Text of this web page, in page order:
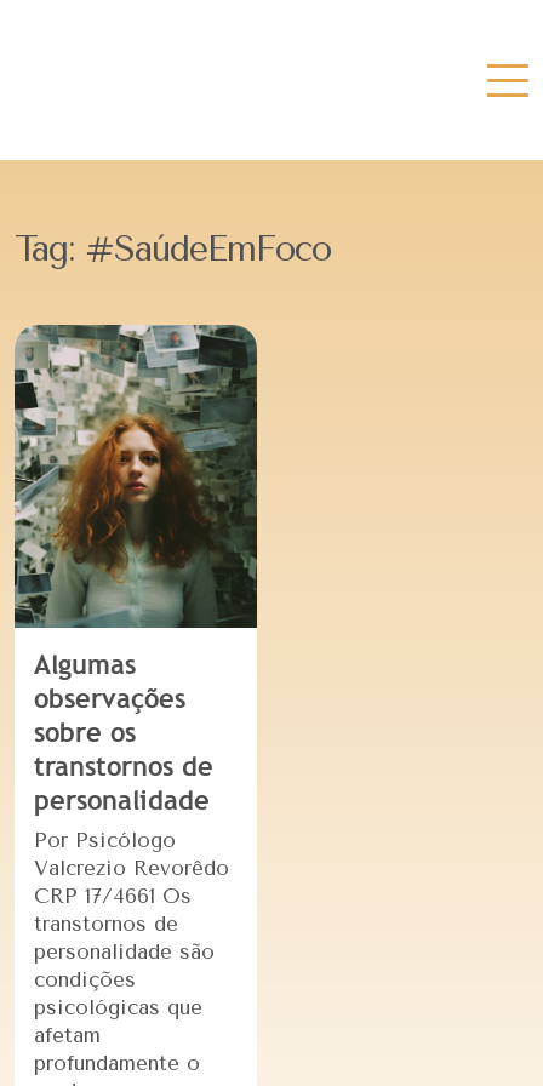
Tag: #SaúdeEmFoco
Algumas
observações
sobre os
transtornos de
personalidade
Por Psicólogo
Valcrezio Revorêdo
CRP 17/4661 Os
transtornos de
personalidade são
condições
psicológicas que
afetam
profundamente o